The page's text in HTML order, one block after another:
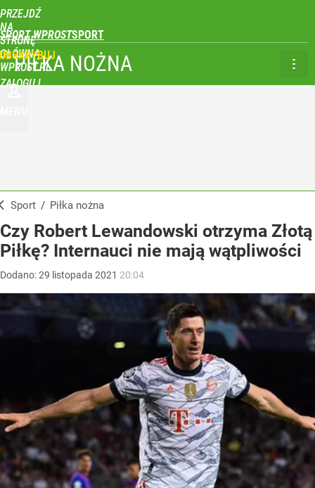
PRZEJDŹ
NA
STRONĘ
GŁÓWNĄ
WPROST.PL
SPORT WPROST
ZALOGUJ
PIŁKA NOŻNA
Sport / Piłka nożna
Czy Robert Lewandowski otrzyma Złotą
Piłkę? Internauci nie mają wątpliwości
Dodano:29 listopada 2021 20:04